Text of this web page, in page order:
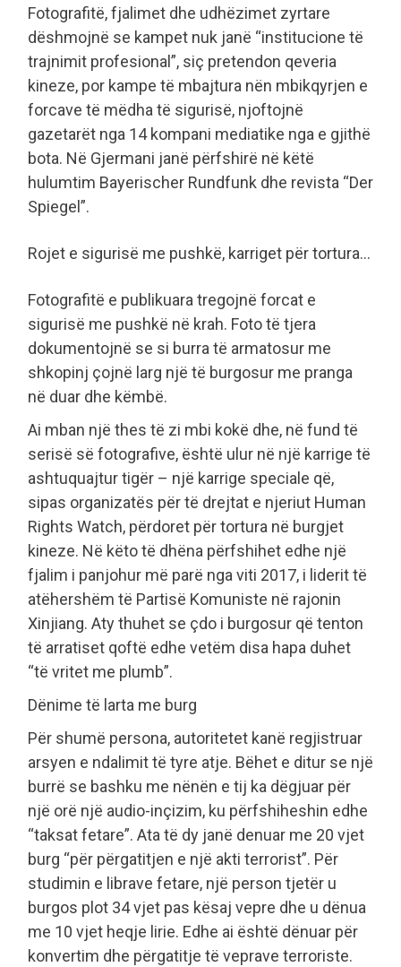
Fotografitë, fjalimet dhe udhëzimet zyrtare
dëshmojnë se kampet nuk janë “institucione të
trajnimit profesional”, siç pretendon qeveria
kineze, por kampe të mbajtura nën mbikqyrjen e
forcave të mëdha të sigurisë, njoftojnë
gazetarët nga 14 kompani mediatike nga e gjithë
bota. Në Gjermani janë përfshirë në këtë
hulumtim Bayerischer Rundfunk dhe revista “Der
Spiegel”.
Rojet e sigurisë me pushkë, karriget për tortura…
Fotografitë e publikuara tregojnë forcat e
sigurisë me pushkë në krah. Foto të tjera
dokumentojnë se si burra të armatosur me
shkopinj çojnë larg një të burgosur me pranga
në duar dhe këmbë.
Ai mban një thes të zi mbi kokë dhe, në fund të
serisë së fotografive, është ulur në një karrige të
ashtuquajtur tigër – një karrige speciale që,
sipas organizatës për të drejtat e njeriut Human
Rights Watch, përdoret për tortura në burgjet
kineze. Në këto të dhëna përfshihet edhe një
fjalim i panjohur më parë nga viti 2017, i liderit të
atëhershëm të Partisë Komuniste në rajonin
Xinjiang. Aty thuhet se çdo i burgosur që tenton
të arratiset qoftë edhe vetëm disa hapa duhet
“të vritet me plumb”.
Dënime të larta me burg
Për shumë persona, autoritetet kanë regjistruar
arsyen e ndalimit të tyre atje. Bëhet e ditur se një
burrë se bashku me nënën e tij ka dëgjuar për
një orë një audio-inçizim, ku përfshiheshin edhe
“taksat fetare”. Ata të dy janë denuar me 20 vjet
burg “për përgatitjen e një akti terrorist”. Për
studimin e librave fetare, një person tjetër u
burgos plot 34 vjet pas kësaj vepre dhe u dënua
me 10 vjet heqje lirie. Edhe ai është dënuar për
konvertim dhe përgatitje të veprave terroriste.